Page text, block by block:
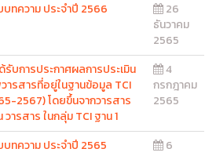
ทความ ประจำปี 2566
26
ธันวาคม
2565
รับการประกาศผลการประเมิน
รสารที่อยู่ในฐานข้อมูล TCI
2567) โดยขึ้นจากวารสาร
วารสาร ในกลุ่ม TCI ฐาน 1
4
กรกฎาคม
2565
ทความ ประจำปี 2565
6